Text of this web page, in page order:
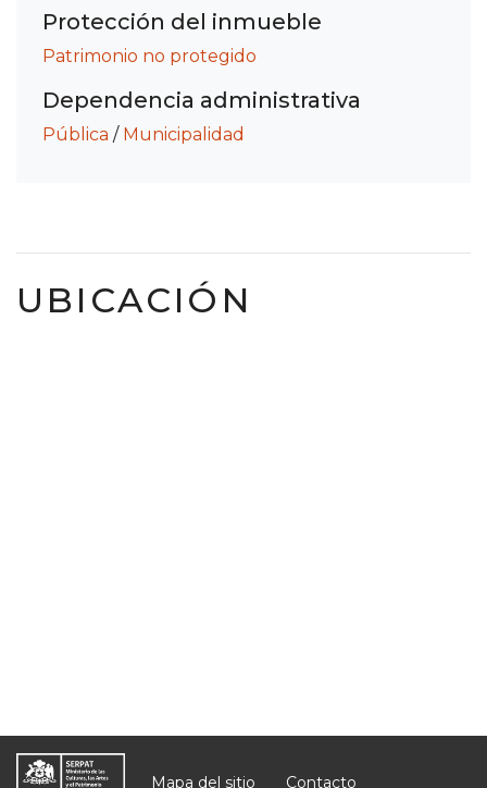
Protección del inmueble
Patrimonio no protegido
Dependencia administrativa
Pública / Municipalidad
UBICACIÓN
Mapa del sitio Contacto